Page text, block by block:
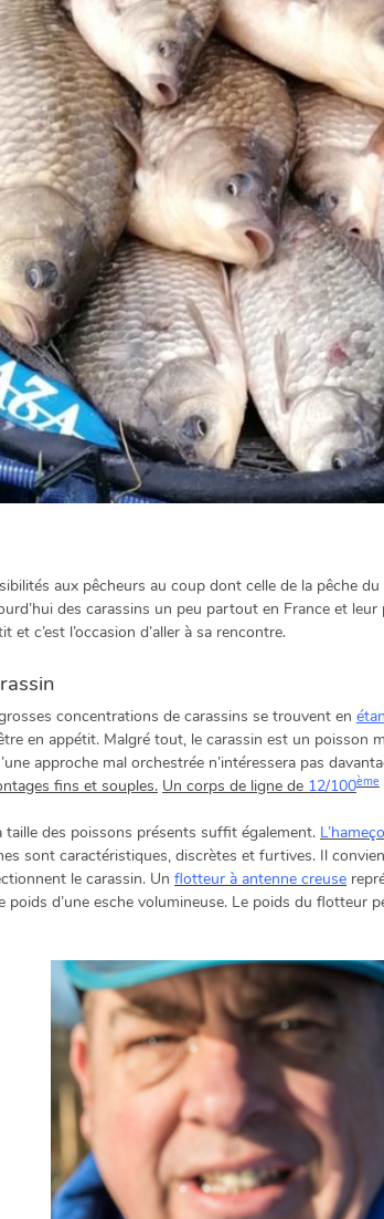
aux pêcheurs au coup dont celle de la pêche
des carassins un peu partout en France et
c’est l’occasion d’aller à sa rencontre.
concentrations de carassins se trouvent en
en appétit. Malgré tout, le carassin est un poisson
approche mal orchestrée n’intéressera pas
fins et souples. Un corps de ligne de 12/100ème
des poissons présents suffit également.
sont caractéristiques, discrètes et furtives. Il
le carassin. Un flotteur à antenne creuse
poids d’une esche volumineuse. Le poids du